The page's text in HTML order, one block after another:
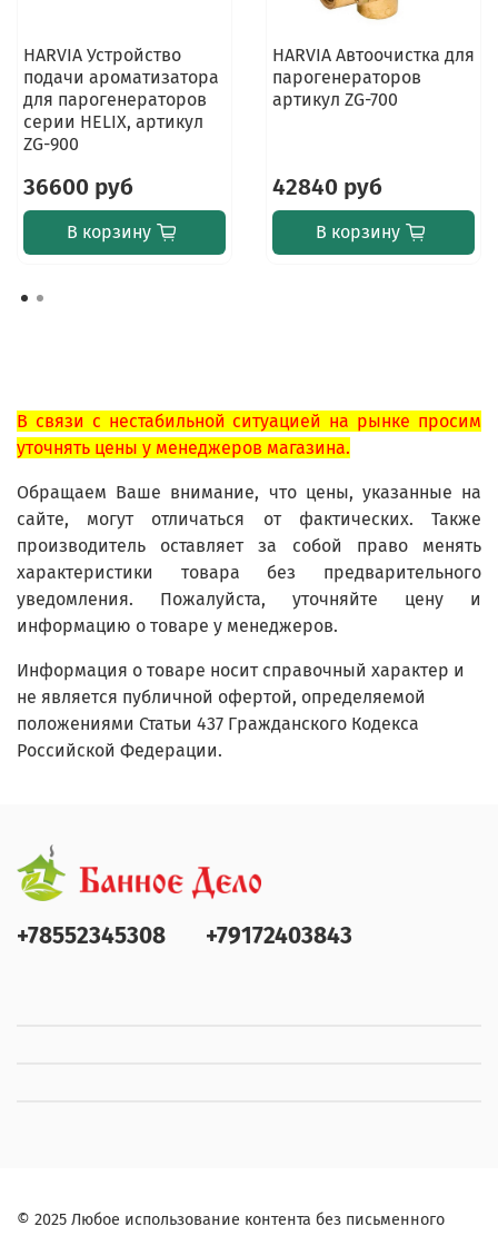
HARVIA Устройство
подачи ароматизатора
для парогенераторов
серии HELIX, артикул
ZG-900
36600 руб
В корзину
HARVIA Автоочистка для
парогенераторов
артикул ZG-700
42840 руб
В корзину
В связи с нестабильной ситуацией на рынке просим
уточнять цены у менеджеров магазина.
Обращаем Ваше внимание, что цены, указанные на
сайте, могут отличаться от фактических. Также
производитель оставляет за собой право менять
характеристики товара без предварительного
уведомления. Пожалуйста, уточняйте цену и
информацию о товаре у менеджеров.
Информация о товаре носит справочный характер и
не является публичной офертой, определяемой
положениями Статьи 437 Гражданского Кодекса
Российской Федерации.
+78552345308 +79172403843
© 2025 Любое использование контента без письменного